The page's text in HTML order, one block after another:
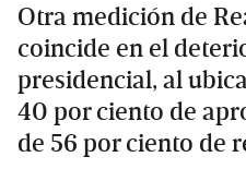
Otra medición de
coincide en el
presidencial, al
40 por ciento de
de 56 por ciento de